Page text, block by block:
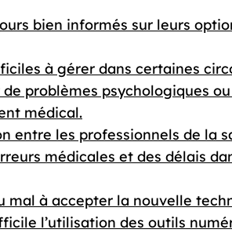
bien informés sur leurs
à gérer dans certaines
problèmes psychologiques
médical.
entre les professionnels de la
médicales et des délais
mal à accepter la nouvelle
l’utilisation des outils